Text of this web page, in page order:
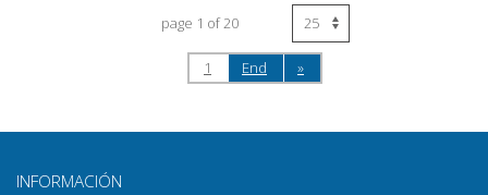
page 1 of 20
1 End »
INFORMACIÓN